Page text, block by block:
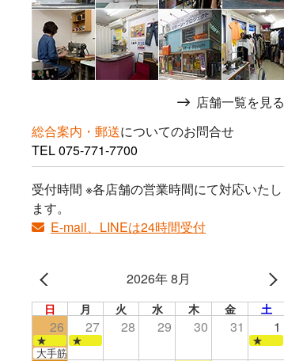
店舗一覧を見る
総合案内・郵送についてのお問合せ
TEL075-771-7700
受付時間 ※各店舗の営業時間にて対応いたし
ます。
E-mail、LINEは24時間受付
2026年 8月
日 月 火 水 木 金 土
26 27 28 29 30 31 1
★ ★
★
大手筋店のみ営業